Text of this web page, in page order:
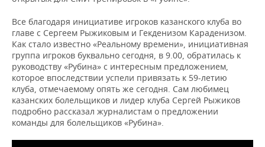
Все благодаря инициативе игроков казанского клуба во
главе с Сергеем Рыжиковым и Гекденизом Караденизом.
Как стало известно «Реальному времени», инициативная
группа игроков буквально сегодня, в 9.00, обратилась к
руководству «Рубина» с интересным предложением,
которое впоследствии успели привязать к 59-летию
клуба, отмечаемому опять же сегодня. Сам любимец
казанских болельщиков и лидер клуба Сергей Рыжиков
подробно рассказал журналистам о предложении
команды для болельщиков «Рубина».